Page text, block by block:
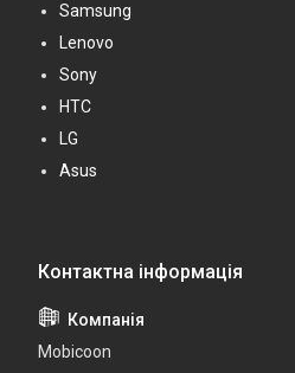
Samsung
Lenovo
Sony
HTC
LG
Asus
Mobicoon